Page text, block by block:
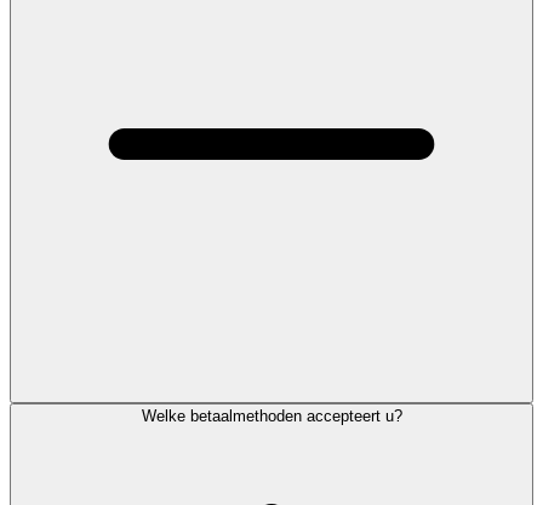
Welke betaalmethoden accepteert u?